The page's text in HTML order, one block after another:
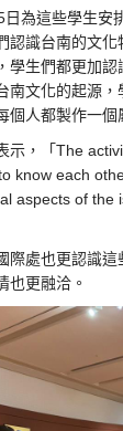
日為這些學生安
認識台南的文
學生們都更加認
南文化的起源，
個人都製作一個
示，「The
know each
aspects of the
際處也更認識
也更融洽。